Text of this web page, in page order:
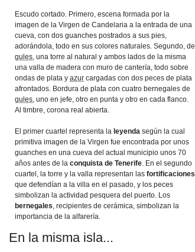
Escudo cortado. Primero, escena formada por la
imagen de la Virgen de Candelaria a la entrada de una
cueva, con dos guanches postrados a sus pies,
adorándola, todo en sus colores naturales. Segundo, de
gules, una torre al natural y ambos lados de la misma
una valla de madera con muro de canterí­a, todo sobre
ondas de plata y azur cargadas con dos peces de plata
afrontados. Bordura de plata con cuatro bernegales de
gules, uno en jefe, otro en punta y otro en cada flanco.
Al timbre, corona real abierta.
El primer cuartel representa la leyenda según la cual
primitiva imagen de la Virgen fue encontrada por unos
guanches en una cueva del actual municipio unos 70
años antes de la conquista de Tenerife. En el segundo
cuartel, la torre y la valla representan las fortificaciones
que defendí­an a la villa en el pasado, y los peces
simbolizan la actividad pesquera del puerto. Los
bernegales, recipientes de cerámica, simbolizan la
importancia de la alfarerí­a.
En la misma isla...